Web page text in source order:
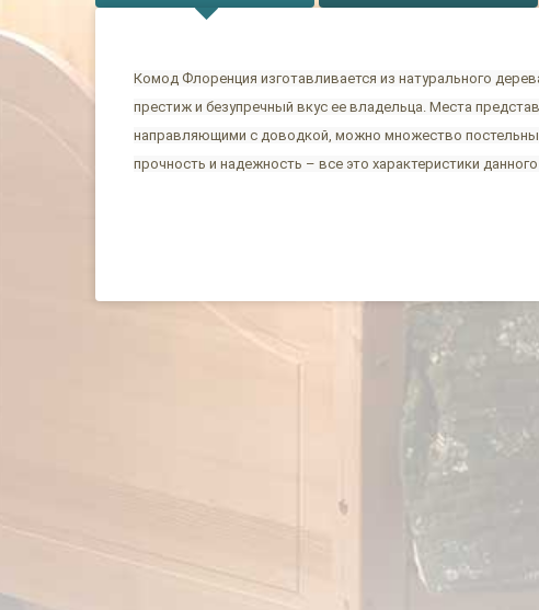
Комод Флоренция изготавливается из натурального
престиж и безупречный вкус ее владельца. Места
направляющими с доводкой, можно множество
прочность и надежность – все это характеристики